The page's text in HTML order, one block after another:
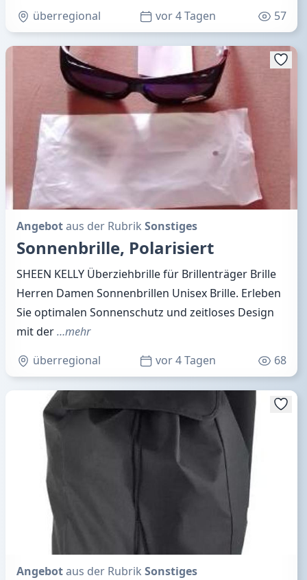
überregional vor 4 Tagen 57
Angebotaus der Rubrik Sonstiges
Sonnenbrille, Polarisiert
SHEEN KELLY Überziehbrille für Brillenträger Brille
Herren Damen Sonnenbrillen Unisex Brille. Erleben
Sie optimalen Sonnenschutz und zeitloses Design
mit der…mehr
überregional
vor 4 Tagen 68
Angebotaus der Rubrik Sonstiges